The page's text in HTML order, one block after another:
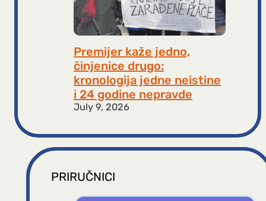
Premijer kaže jedno,
činjenice drugo:
kronologija jedne neistine
i 24 godine nepravde
July 9, 2026
PRIRUČNICI